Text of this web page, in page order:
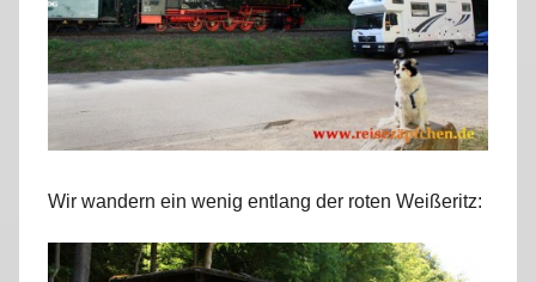
Wir wandern ein wenig entlang der roten Weißeritz: